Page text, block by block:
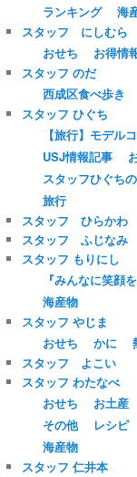
ランキング
海
スタッフ にしむら
おせち
お得情
スタッフ のだ
西成区食べ歩き
スタッフ ひぐち
【旅行】モデル
USJ情報記事
スタッフひぐち
旅行
スタッフ ひらかわ
スタッフ ふじなみ
スタッフ もりにし
『みんなに笑顔
海産物
スタッフ やじま
おせち
かに
スタッフ よこい
スタッフ わたなべ
おせち
お土産
その他
レシピ
海産物
スタッフ 仁井本